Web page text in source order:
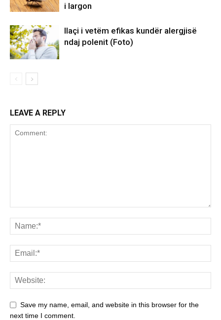
i largon
Ilaçi i vetëm efikas kundër alergjisë
ndaj polenit (Foto)
LEAVE A REPLY
Save my name, email, and website in this browser for the
next time I comment.